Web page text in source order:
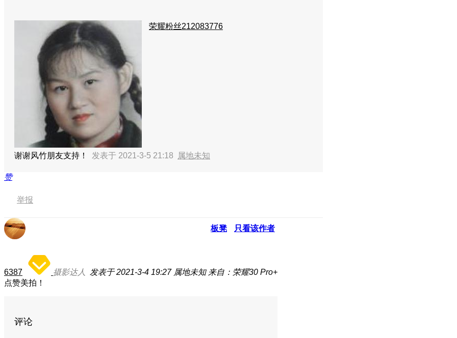
荣耀粉丝212083776
谢谢风竹朋友支持！ 发表于 2021-3-5 21:18 属地未知
赞
举报
板凳 只看该作者
6387 摄影达人 发表于 2021-3-4 19:27 属地未知 来自：荣耀30 Pro+
点赞美拍！
评论